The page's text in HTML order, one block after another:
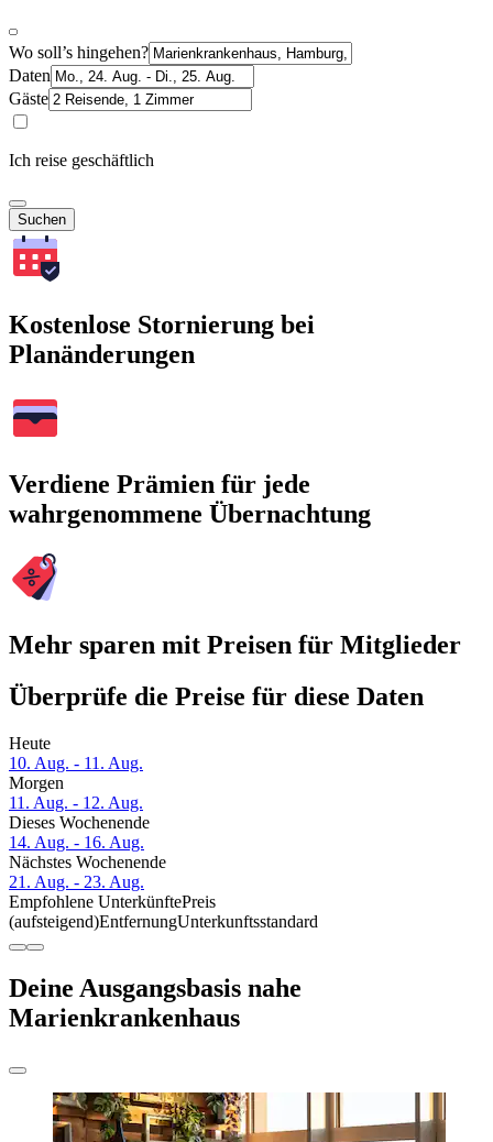
Wo soll’s hingehen?
Daten
Gäste
Ich reise geschäftlich
Suchen
Kostenlose Stornierung bei
Planänderungen
Verdiene Prämien für jede
wahrgenommene Übernachtung
Mehr sparen mit Preisen für Mitglieder
Überprüfe die Preise für diese Daten
Heute
10. Aug. - 11. Aug.
Morgen
11. Aug. - 12. Aug.
Dieses Wochenende
14. Aug. - 16. Aug.
Nächstes Wochenende
21. Aug. - 23. Aug.
Empfohlene UnterkünftePreis
(aufsteigend)EntfernungUnterkunftsstandard
Deine Ausgangsbasis nahe
Marienkrankenhaus